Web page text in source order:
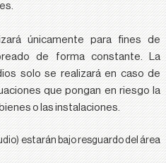
únicamente para fines de
de forma constante. La
solo se realizará en caso de
que pongan en riesgo la
o las instalaciones.
estarán bajo resguardo del área